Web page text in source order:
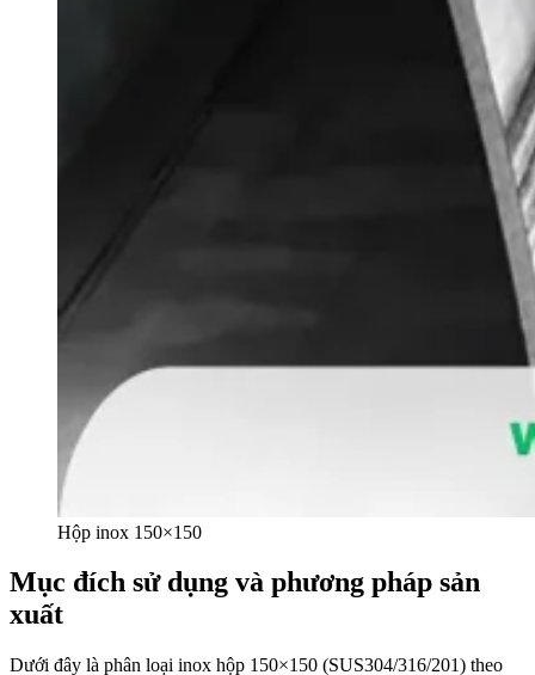
Hộp inox 150×150
Mục đích sử dụng và phương pháp sản
xuất
Dưới đây là phân loại inox hộp 150×150 (SUS304/316/201) theo